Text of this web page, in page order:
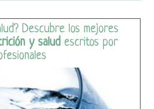
Descubre los mejores
y saludescritos por